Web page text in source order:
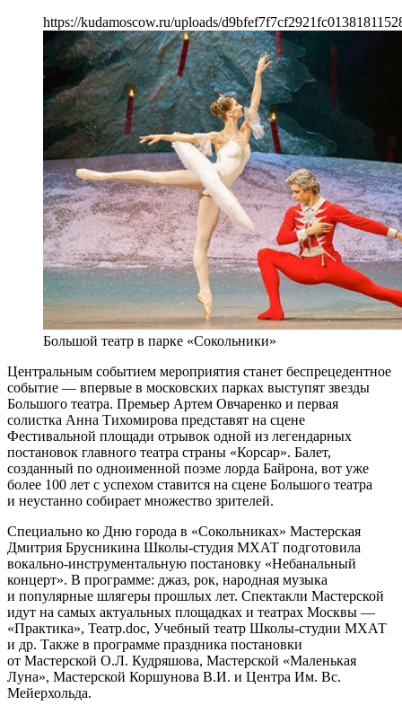
https://kudamoscow.ru/uploads/
Большой театр в парке «Сокольники»
Центральным событием мероприятия станет беспрецедентное
событие — впервые в московских парках выступят звезды
Большого театра. Премьер Артем Овчаренко и первая
солистка Анна Тихомирова представят на сцене
Фестивальной площади отрывок одной из легендарных
постановок главного театра страны «Корсар». Балет,
созданный по одноименной поэме лорда Байрона, вот уже
более 100 лет с успехом ставится на сцене Большого театра
и неустанно собирает множество зрителей.
Специально ко Дню города в «Сокольниках» Мастерская
Дмитрия Брусникина Школы-студия МХАТ подготовила
вокально-инструментальную постановку «Небанальный
концерт». В программе: джаз, рок, народная музыка
и популярные шлягеры прошлых лет. Спектакли Мастерской
идут на самых актуальных площадках и театрах Москвы —
«Практика», Театр.doc, Учебный театр Школы-студии МХАТ
и др. Также в программе праздника постановки
от Мастерской О.Л. Кудряшова, Мастерской «Маленькая
Луна», Мастерской Коршунова В.И. и Центра Им. Вс.
Мейерхольда.